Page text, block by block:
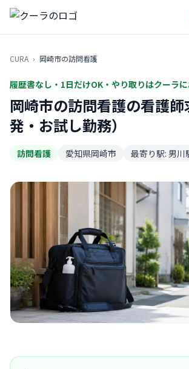
CURA › 岡崎市の訪問看護
履歴書なし・1日だけOK・やり取りはクーラ
岡崎市の訪問看護の看護
発・お試し勤務）
訪問看護 愛知県岡崎市 最寄り駅: 男川